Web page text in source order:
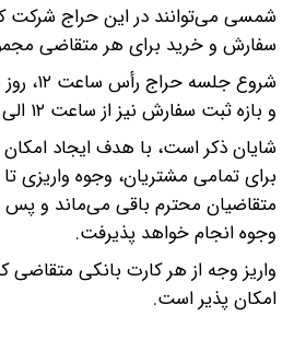
شمسی می‌توانند در این حراج شرکت
سفارش و خرید برای هر متقاضی مجموعاً ۵ قطعه سکه
و بازه ثبت سفارش نیز از ساعت ۱۲ الی ۱۴ خواهد بود.
شایان ذکر است، با هدف ایجاد
برای تمامی مشتریان، وجوه واریزی
متقاضیان محترم باقی می‌ماند و پس
وجوه انجام خواهد پذیرفت.
واریز وجه از هر کارت بانکی متقاضی
امکان پذیر است.